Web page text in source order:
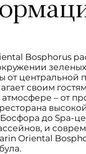
Bosphorus
от
своим
– от
до Spa-
и
Oriental